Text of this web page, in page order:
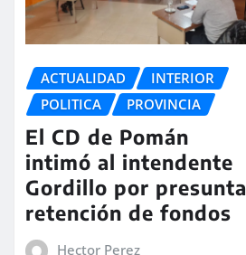
ACTUALIDAD
INTERIOR
POLITICA
PROVINCIA
El CD de Pomán
intimó al intendente
Gordillo por presunta
retención de fondos
Hector Perez